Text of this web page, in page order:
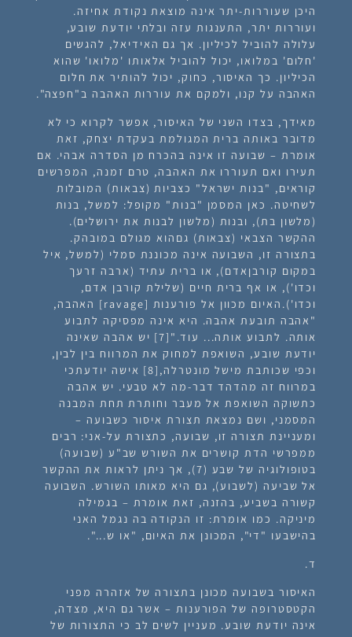
היכן שעוררות-יתר אינה מוצאת נקודת אחיזה.
ועוררות יתר, התענגות עזה ובלתי יודעת שובע,
עלולה להוביל לכיליון. אך גם האידיאל, להגשים
'חלום' במלואו, יכול להוביל אלאותו 'מלואו' שהוא
הכיליון. כך האיסור, כחוק, יכול להותיר את חלום
האהבה על קנו, ולמקם את עוררות האהבה ב"חפצה".
מאידך, בצדו השני של האיסור, אפשר לקרוא כי לא
מדובר באותה ברית המגולמת בעקדת יצחק, זאת
אומרת – שבועה זו אינה בהכרח מן הסדרה אבהי. אם
תעירו ואם תעוררו את האהבה, טרם זמנה, המפרשים
קוראים, "בנות ישראל" כצביות (צבאות) המובלות
לשחיטה. כאן המסמן "בנות" מקופל: למשל, בנות
(מלשון בת), ובנות (מלשון לבנות את ירושלים).
ההקשר הצבאי (צבאות) גםהוא מגולם במובהק.
בתצורה זו, השבועה אינה מכוננת סמלי (למשל, איל
במקום קורבןאדם), או ברית עתיד (ארבה זרעך
וכדו'), או אף ברית חיים (שלילת קורבן אדם,
וכדו').האיום מכוון אל פורענות [ravage] האהבה,
"אהבה תובעת אהבה. היא אינה מפסיקה לתבוע
אותה. לתבוע אותה... עוד." [7]
יש אהבה שאינה
יודעת שובע, השואפת למחוק את המרווח בין לבין,
וכפי שכותבת מישל מונטרלה,[8] אישה יודעתכי
במרווח זה מהדהד דבר-מה לא טבעי. יש אהבה
כתשוקה השואפת אל מעבר וחותרת תחת המבנה
המסמני, ושם נמצאת תצורת איסור כשבועה –
ומעניינת תצורה זו, שבועה, כתצורת על-אני: רבים
ממפרשי הדת קושרים את השורש שב"ע (שבועה)
בטופולוגיה של שבע (7), אך ניתן לראות את ההקשר
אל שביעה (לשבוע), גם היא מאותו השורש. השבועה
קשורה בשביע, בהזנה, זאת אומרת – בגמילה
מיניקה. כמו אומרת: זו הנקודה בה נגמל האני
בהישבעו "די", המכונן את האיום, "או ש...".
ד.
האיסור בשבועה מכונן בתצורה של אזהרה מפני
הקטסטרופה של הפורענות – אשר גם היא, מצדה,
אינה יודעת שובע. מעניין לשים לב כי התצורות של